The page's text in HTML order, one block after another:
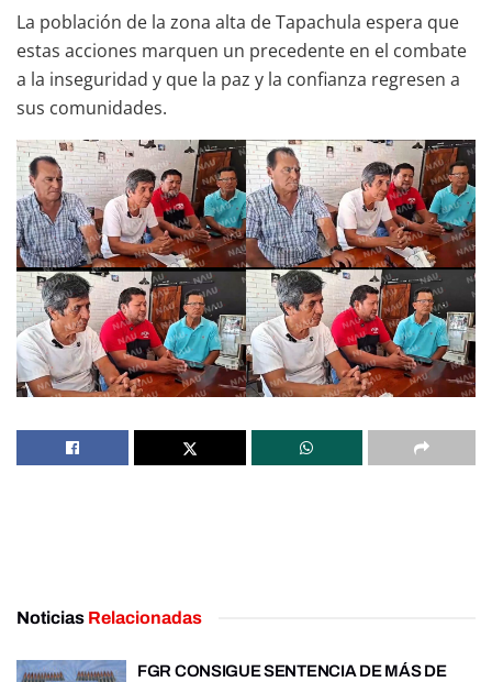
La población de la zona alta de Tapachula espera que
estas acciones marquen un precedente en el combate
a la inseguridad y que la paz y la confianza regresen a
sus comunidades.
Noticias Relacionadas
FGR CONSIGUE SENTENCIA DE MÁS DE